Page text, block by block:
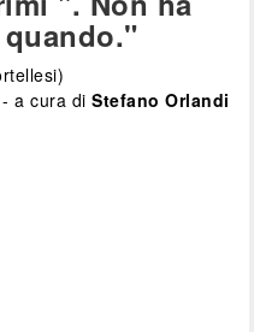
a cura diStefano Orlandi